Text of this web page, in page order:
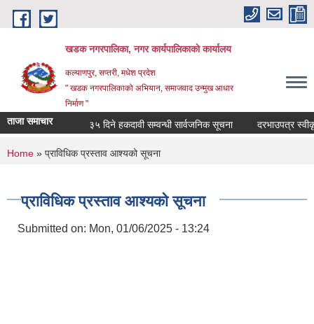
Skip to main content
खडक नगरपालिका, नगर कार्यपालिकाकाे कार्यालय
कल्याणपुर, सप्तरी, मधेश प्रदेश
" खडक नगरपालिकाको अभियान, समाजवाद उन्मुख आधार
निर्माण "
ताजा समाचार ३५ दिने हकदावी सम्वन्धी सार्वजनिक सूचना दरभाउपत्र स्वीकृत
You are here
Home » प्राविधिक प्रस्ताव आश्यको सूचना
प्राविधिक प्रस्ताव आश्यको सूचना
Submitted on: Mon, 01/06/2025 - 13:24